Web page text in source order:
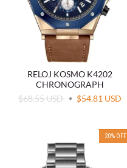
RELOJ KOSMO K4202
CHRONOGRAPH
$68.55 USD
$54.81 USD
20% OFF